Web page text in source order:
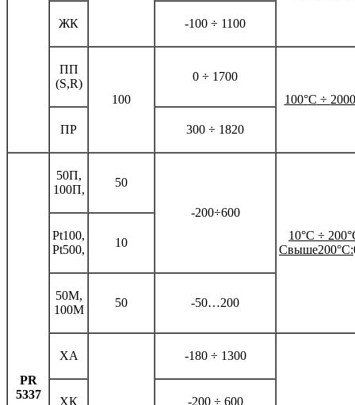
ЖК -100 ÷ 1100
ПП
(S,R)
100
0 ÷ 1700
100°С ÷ 2000
ПР 300 ÷ 1820
PR
5337
50П,
100П,
50
-200÷600
10°С ÷ 200°
Свыше200°С:
Pt100,
Pt500,
10
50М,
100М
50 -50…200
ХА -180 ÷ 1300
ХК -200 ÷ 600